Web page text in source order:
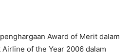
Award of Merit dalam
of the Year 2006 dalam